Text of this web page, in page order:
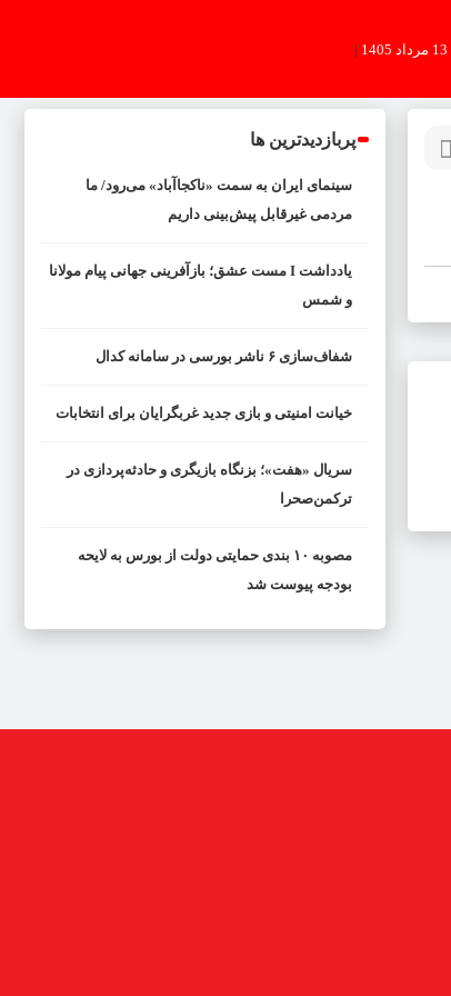
|
پربازدیدترین ها
سینمای ایران به سمت «ناکجاآباد» می‌رود/ ما
مردمی غیرقابل پیش‌بینی داریم
یادداشت I مست عشق؛ بازآفرینی جهانی پیام مولانا
و شمس
شفاف‌سازی ۶ ناشر بورسی در سامانه کدال
خیانت امنیتی و بازی جدید غربگرایان برای انتخابات
سریال «هفت»؛ بزنگاه بازیگری و حادثه‌پردازی در
ترکمن‌صحرا
مصوبه ۱۰ بندی حمایتی دولت از بورس به لایحه
بودجه پیوست شد